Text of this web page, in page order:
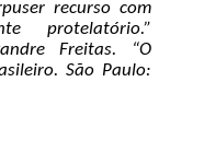
recurso com
protelatório.”
Freitas. “O
São Paulo: